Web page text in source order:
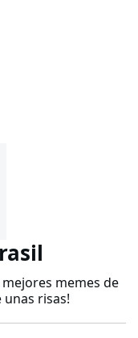
memes de
unas risas!